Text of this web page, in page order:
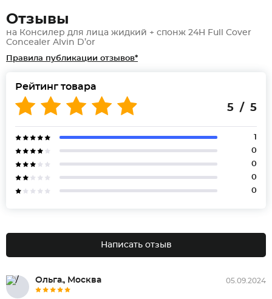
Отзывы
на Консилер для лица жидкий + спонж 24H Full Cover
Concealer Alvin D’or
Правила публикации отзывов*
Рейтинг товара
5 / 5
1
0
0
0
0
Написать отзыв
Ольга., Москва 05.09.2024